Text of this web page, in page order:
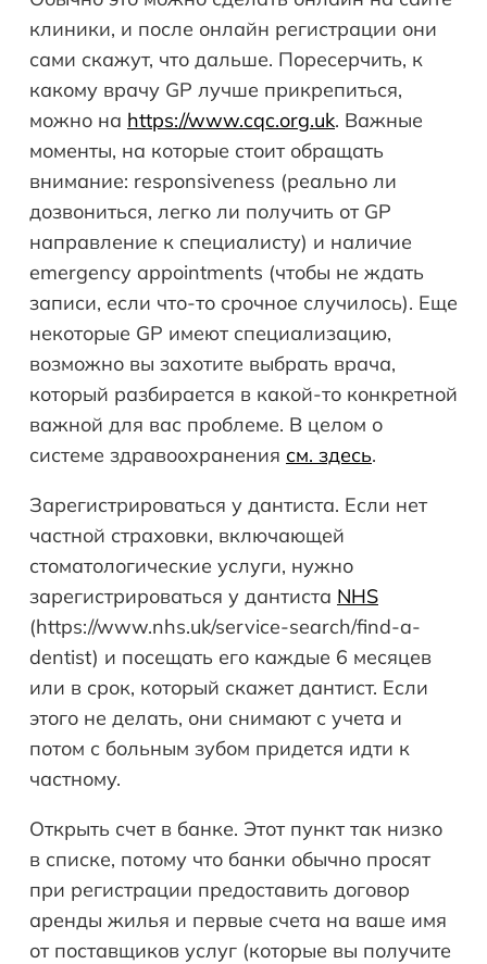
клиники, и после онлайн регистрации они
сами скажут, что дальше. Поресерчить, к
какому врачу GP лучше прикрепиться,
можно на https://www.cqc.org.uk. Важные
моменты, на которые стоит обращать
внимание: responsiveness (реально ли
дозвониться, легко ли получить от GP
направление к специалисту) и наличие
emergency appointments (чтобы не ждать
записи, если что-то срочное случилось). Еще
некоторые GP имеют специализацию,
возможно вы захотите выбрать врача,
который разбирается в какой-то конкретной
важной для вас проблеме. В целом о
системе здравоохранения см. здесь.
Зарегистрироваться у дантиста. Если нет
частной страховки, включающей
стоматологические услуги, нужно
зарегистрироваться у дантиста NHS
(https://www.nhs.uk/service-search/find-a-
dentist) и посещать его каждые 6 месяцев
или в срок, который скажет дантист. Если
этого не делать, они снимают с учета и
потом с больным зубом придется идти к
частному.
Открыть счет в банке. Этот пункт так низко
в списке, потому что банки обычно просят
при регистрации предоставить договор
аренды жилья и первые счета на ваше имя
от поставщиков услуг (которые вы получите